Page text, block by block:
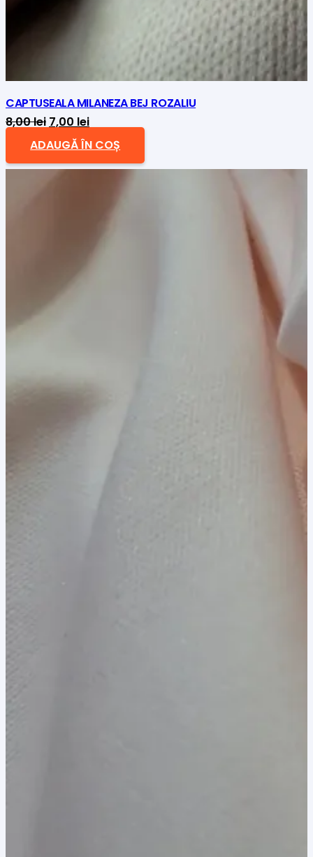
CAPTUSEALA MILANEZA BEJ ROZALIU
8,00lei Prețul
inițial
a
7,00 leiPrețul
curent
este:
ADAUGĂ ÎN COȘ